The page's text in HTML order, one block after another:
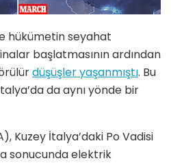
hükümetin seyahat
başlatmasının ardından
düşüşler yaşanmıştı. Bu
da aynı yönde bir
Kuzey İtalya’daki Po Vadisi
sonucunda elektrik